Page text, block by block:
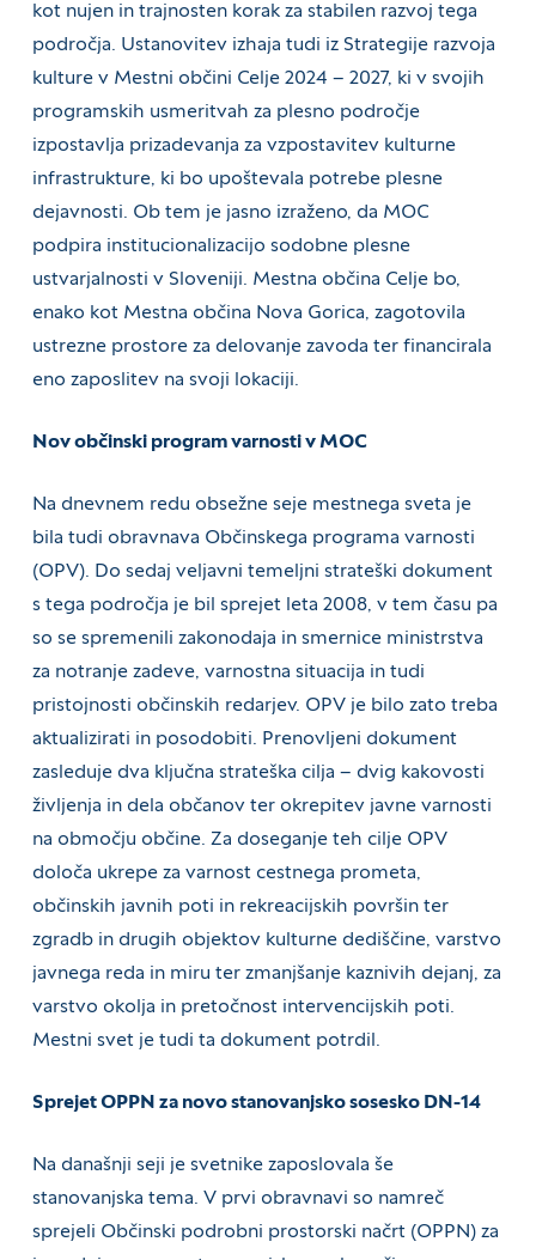
kot nujen in trajnosten korak za stabilen razvoj tega
področja. Ustanovitev izhaja tudi iz Strategije razvoja
kulture v Mestni občini Celje 2024 – 2027, ki v svojih
programskih usmeritvah za plesno področje
izpostavlja prizadevanja za vzpostavitev kulturne
infrastrukture, ki bo upoštevala potrebe plesne
dejavnosti. Ob tem je jasno izraženo, da MOC
podpira institucionalizacijo sodobne plesne
ustvarjalnosti v Sloveniji. Mestna občina Celje bo,
enako kot Mestna občina Nova Gorica, zagotovila
ustrezne prostore za delovanje zavoda ter financirala
eno zaposlitev na svoji lokaciji.
Nov občinski program varnosti v MOC
Na dnevnem redu obsežne seje mestnega sveta je
bila tudi obravnava Občinskega programa varnosti
(OPV). Do sedaj veljavni temeljni strateški dokument
s tega področja je bil sprejet leta 2008, v tem času pa
so se spremenili zakonodaja in smernice ministrstva
za notranje zadeve, varnostna situacija in tudi
pristojnosti občinskih redarjev. OPV je bilo zato treba
aktualizirati in posodobiti. Prenovljeni dokument
zasleduje dva ključna strateška cilja – dvig kakovosti
življenja in dela občanov ter okrepitev javne varnosti
na območju občine. Za doseganje teh cilje OPV
določa ukrepe za varnost cestnega prometa,
občinskih javnih poti in rekreacijskih površin ter
zgradb in drugih objektov kulturne dediščine, varstvo
javnega reda in miru ter zmanjšanje kaznivih dejanj, za
varstvo okolja in pretočnost intervencijskih poti.
Mestni svet je tudi ta dokument potrdil.
Sprejet OPPN za novo stanovanjsko sosesko DN-14
Na današnji seji je svetnike zaposlovala še
stanovanjska tema. V prvi obravnavi so namreč
sprejeli Občinski podrobni prostorski načrt (OPPN) za